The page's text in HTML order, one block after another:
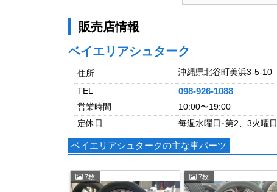
販売店情報
ベイエリアシュターク
住所
沖縄県北谷町美浜3-5-10
TEL
098-926-1088
営業時間
10:00〜19:00
定休日
毎週水曜日･第2、3火曜日
ベイエリアシュタークの主な車パーツ
7枚 7枚